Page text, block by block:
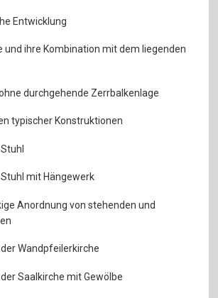
Entwicklung
und ihre Kombination mit dem liegenden
durchgehende Zerrbalkenlage
typischer Konstruktionen
mit Hängewerk
Anordnung von stehenden und
Wandpfeilerkirche
Saalkirche mit Gewölbe